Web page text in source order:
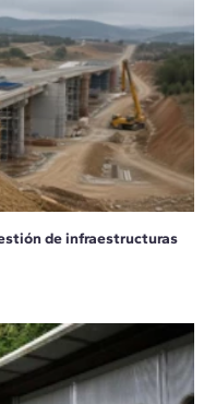
de infraestructuras